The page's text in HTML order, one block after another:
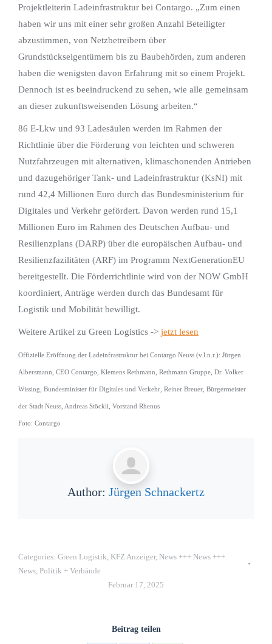
Projektleiterin Ladeinfrastruktur bei Contargo. „Zum einen
haben wir uns mit einer sehr großen Anzahl Beteiligter
abzustimmen, von Netzbetreibern über
Grundstückseigentümern bis zu Baubehörden, zum anderen
haben die wenigsten davon Erfahrung mit so einem Projekt.
Dennoch ist es beeindruckend zu sehen, wie alle gemeinsam
an dieser zukunftsweisenden Lösung arbeiten.“
86 E-Lkw und 93 Ladesäulen werden im Rahmen der
Richtlinie über die Förderung von leichten und schweren
Nutzfahrzeugen mit alternativen, klimaschonenden Antrieben
und dazugehöriger Tank- und Ladeinfrastruktur (KsNI) mit
rund 42,4 Millionen Euro durch das Bundesministerium für
Digitales und Verkehr gefördert. Davon werden rund 15,1
Millionen Euro im Rahmen des Deutschen Aufbau- und
Resilienzplans (DARP) über die europäischen Aufbau- und
Resilienzfazilitäten (ARF) im Programm NextGenerationEU
bereitgestellt. Die Förderrichtlinie wird von der NOW GmbH
koordiniert, Anträge werden durch das Bundesamt für
Logistik und Mobilität bewilligt.
Weitere Artikel zu Green Logistics -> jetzt lesen
Offizielle Eröffnung der Ladeinfrastruktur bei Contargo Neuss (v.l.n.r.): Jürgen
Albersmann, CEO Contargo, Klemens Rethmann, Rethmann Gruppe, Dr. Volker
Wissing, Bundesminister für Digitales und Verkehr, Reiner Breuer, Bürgermeister
der Stadt Neuss, Andreas Stöckli, Vorstand Rhenus
Foto: Contargo
Author: Jürgen Schnackertz
Categories: Green Logistik KFZ Anzeiger, News +++ News +++
News Politik + Verbände
Februar 17, 2025
Beitrag teilen